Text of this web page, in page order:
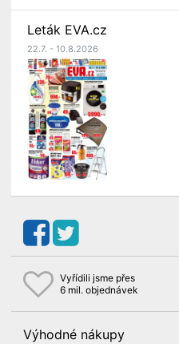
Leták EVA.cz
22.7. - 10.8.2026
Vyřídili jsme přes
6 mil. objednávek
Výhodné nákupy